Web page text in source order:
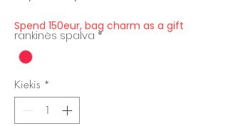
Spend 150eur, bag charm as a gift
rankinės spalva *
Kiekis *